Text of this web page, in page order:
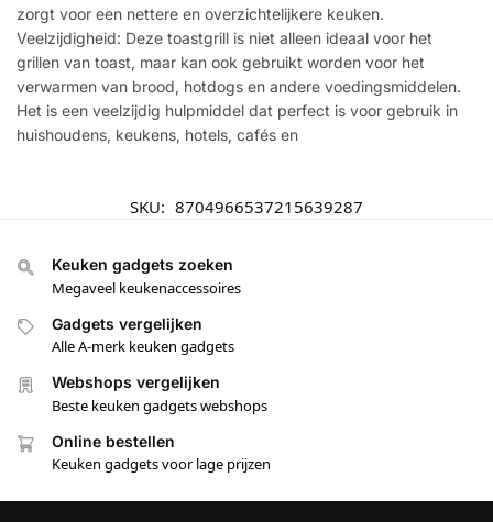
zorgt voor een nettere en overzichtelijkere keuken.
Veelzijdigheid: Deze toastgrill is niet alleen ideaal voor het
grillen van toast, maar kan ook gebruikt worden voor het
verwarmen van brood, hotdogs en andere voedingsmiddelen.
Het is een veelzijdig hulpmiddel dat perfect is voor gebruik in
huishoudens, keukens, hotels, cafés en
SKU: 8704966537215639287
Keuken gadgets zoeken
Megaveel keukenaccessoires
Gadgets vergelijken
Alle A-merk keuken gadgets
Webshops vergelijken
Beste keuken gadgets webshops
Online bestellen
Keuken gadgets voor lage prijzen